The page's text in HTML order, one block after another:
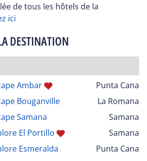
de tous les hôtels de la
ici
DESTINATION
Ambar
Punta Cana
Bouganville
La Romana
Samana
Samana
El Portillo
Samana
Esmeralda
Punta Cana